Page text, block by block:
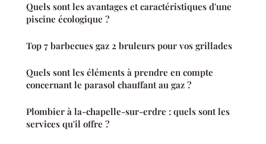
Quels sont les avantages et caractéristiques d'une
piscine écologique ?
Top 7 barbecues gaz 2 bruleurs pour vos grillades
Quels sont les éléments à prendre en compte
concernant le parasol chauffant au gaz ?
Plombier à la-chapelle-sur-erdre : quels sont les
services qu'il offre ?